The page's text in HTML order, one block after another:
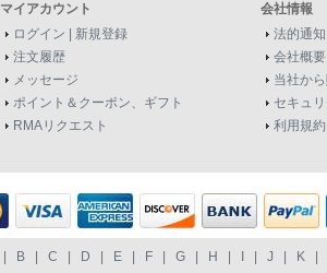
マイアカウント
ログイン
新規登録
注文履歴
メッセージ
ポイント＆クーポン、ギフト
RMAリクエスト
会社情報
法的通知
会社概要
当社か
セキュ
利用規約
B C D E F G H J K